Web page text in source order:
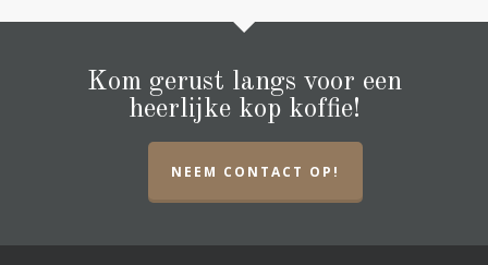
Kom gerust langs voor een
heerlijke kop koffie!
NEEM CONTACT OP!